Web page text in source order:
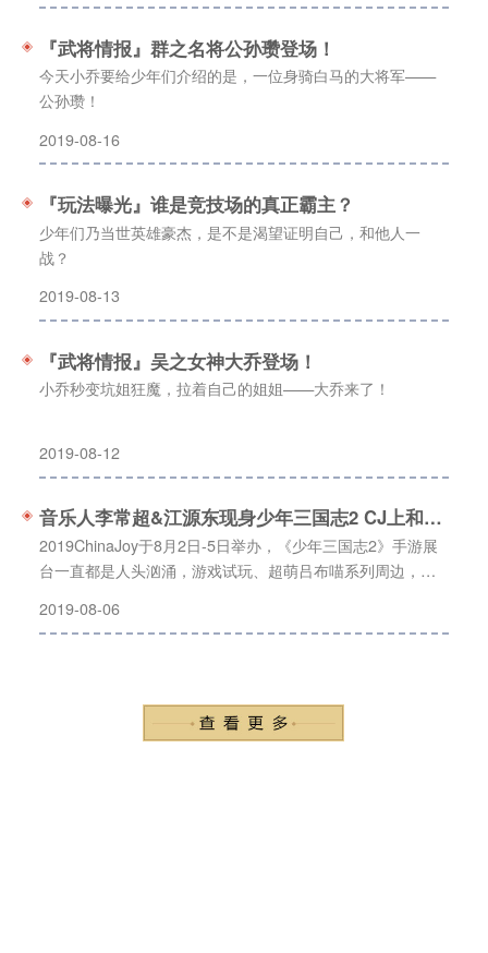
『武将情报』群之名将公孙瓒登场！
今天小乔要给少年们介绍的是，一位身骑白马的大将军——
公孙瓒！
2019-08-16
『玩法曝光』谁是竞技场的真正霸主？
少年们乃当世英雄豪杰，是不是渴望证明自己，和他人一
战？
2019-08-13
『武将情报』吴之女神大乔登场！
小乔秒变坑姐狂魔，拉着自己的姐姐——大乔来了！
2019-08-12
音乐人李常超&江源东现身少年三国志2 CJ上和粉丝你画我猜
2019ChinaJoy于8月2日-5日举办，《少年三国志2》手游展
台一直都是人头汹涌，游戏试玩、超萌吕布喵系列周边，汉
回三国，少年意气，嗨翻CJ!
2019-08-06